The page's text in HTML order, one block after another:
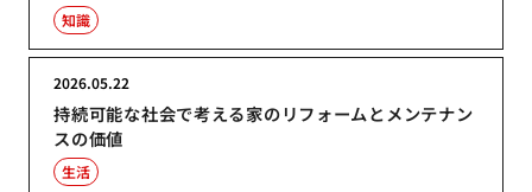
知識
持続可能な社会で考える家のリフォームとメンテナン
スの価値
2026.05.22
生活